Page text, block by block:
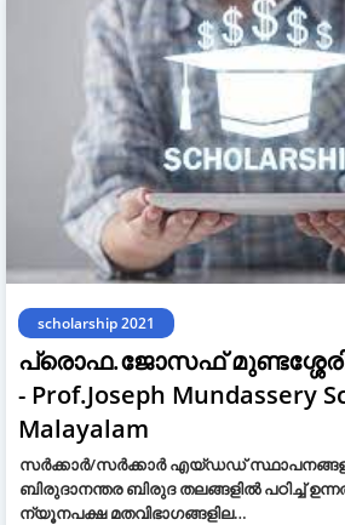
scholarship 2021
പ്രൊഫ.ജോസഫ്
- Prof.Joseph Mundassery
Malayalam
സർക്കാർ/സർക്കാർ എയ്ഡഡ്
ബിരുദാനന്തര ബിരുദ തലങ്ങളിൽ പഠിച്ച്
ന്യൂനപക്ഷ മതവിഭാഗങ്ങളില…